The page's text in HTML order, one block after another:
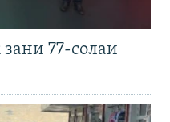
77-солаи